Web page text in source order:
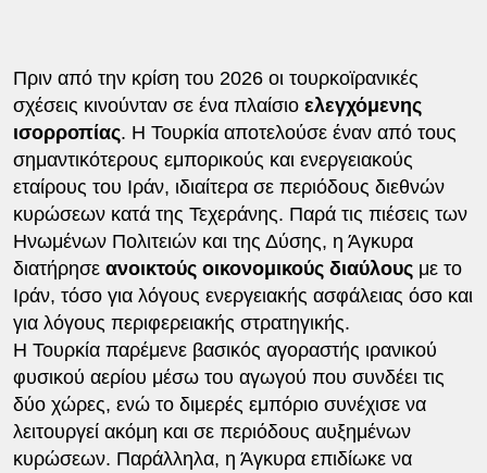
Πριν από την κρίση του 2026 οι τουρκοϊρανικές
σχέσεις κινούνταν σε ένα πλαίσιο ελεγχόμενης
ισορροπίας. Η Τουρκία αποτελούσε έναν από τους
σημαντικότερους εμπορικούς και ενεργειακούς
εταίρους του Ιράν, ιδιαίτερα σε περιόδους διεθνών
κυρώσεων κατά της Τεχεράνης. Παρά τις πιέσεις των
Ηνωμένων Πολιτειών και της Δύσης, η Άγκυρα
διατήρησεανοικτούς οικονομικούς διαύλους με το
Ιράν, τόσο για λόγους ενεργειακής ασφάλειας όσο και
για λόγους περιφερειακής στρατηγικής.
Η Τουρκία παρέμενε βασικός αγοραστής ιρανικού
φυσικού αερίου μέσω του αγωγού που συνδέει τις
δύο χώρες, ενώ το διμερές εμπόριο συνέχισε να
λειτουργεί ακόμη και σε περιόδους αυξημένων
κυρώσεων. Παράλληλα, η Άγκυρα επιδίωκε να